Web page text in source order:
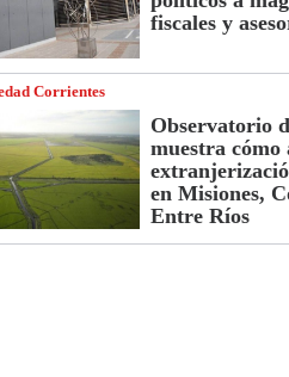
fiscales y
Corrientes
Observatorio
muestra cómo
en Misiones,
Entre Ríos